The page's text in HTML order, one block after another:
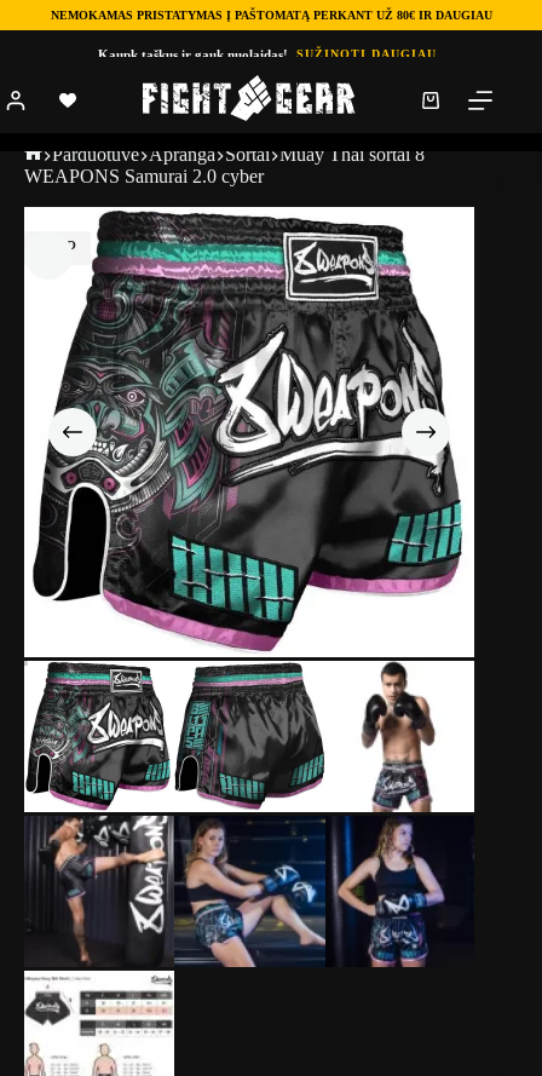
NEMOKAMAS PRISTATYMAS Į PAŠTOMATĄ PERKANT UŽ 80€ IR DAUGIAU
Kaupk taškus ir gauk nuolaidas! SUŽINOTI DAUGIAU
Parduotuve Apranga Šortai Muay Thai šortai 8
WEAPONS Samurai 2.0 cyber
TOP